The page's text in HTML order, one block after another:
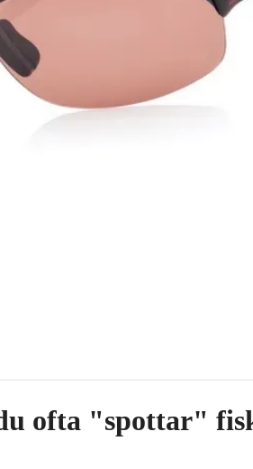
ofta "spottar"